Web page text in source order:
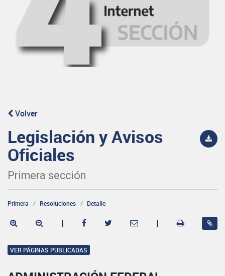
Volver
Legislación y Avisos
Oficiales
Primera sección
Primera Resoluciones Detalle
| |
VER PÁGINAS PUBLICADAS